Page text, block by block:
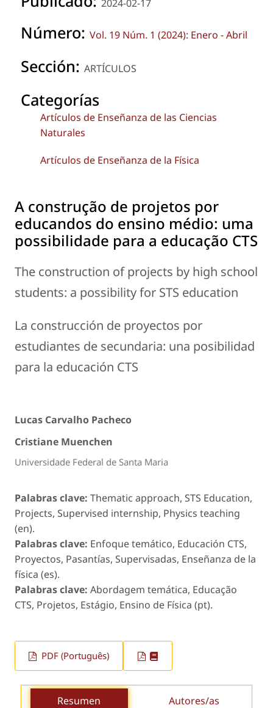
2024-02-17
Número: Vol. 19 Núm. 1 (2024): Enero - Abril
Sección: ARTÍCULOS
Categorías
Artículos de Enseñanza de las Ciencias
Naturales
Artículos de Enseñanza de la Física
A construção de projetos por
educandos do ensino médio: uma
possibilidade para a educação CTS
The construction of projects by high school
students: a possibility for STS education
La construcción de proyectos por
estudiantes de secundaria: una posibilidad
para la educación CTS
Lucas Carvalho Pacheco
Cristiane Muenchen
Universidade Federal de Santa Maria
Palabras clave: Thematic approach, STS Education,
Projects, Supervised internship, Physics teaching
(en).
Palabras clave: Enfoque temático, Educación CTS,
Proyectos, Pasantías, Supervisadas, Enseñanza de la
física (es).
Palabras clave: Abordagem temática, Educação
CTS, Projetos, Estágio, Ensino de Física (pt).
PDF (Português)
Resumen Autores/as